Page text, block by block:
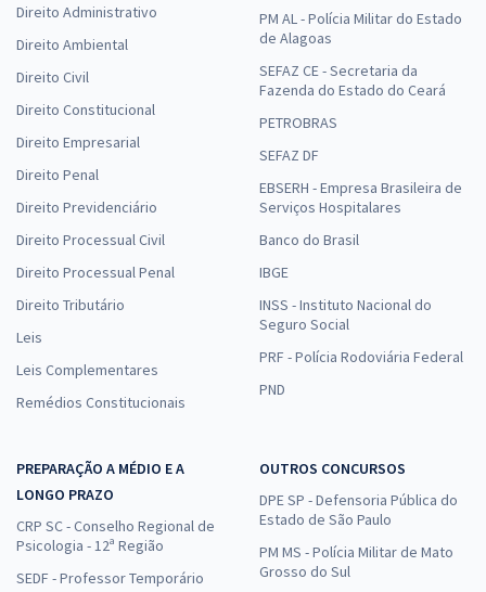
Direito Administrativo
Direito Ambiental
Direito Civil
Direito Constitucional
Direito Empresarial
Direito Penal
Direito Previdenciário
Direito Processual Civil
Direito Processual Penal
Direito Tributário
Leis
Leis Complementares
Remédios Constitucionais
PM AL - Polícia Militar do Estado
de Alagoas
SEFAZ CE - Secretaria da
Fazenda do Estado do Ceará
PETROBRAS
SEFAZ DF
EBSERH - Empresa Brasileira de
Serviços Hospitalares
Banco do Brasil
IBGE
INSS - Instituto Nacional do
Seguro Social
PRF - Polícia Rodoviária Federal
PND
PREPARAÇÃO A MÉDIO E A
LONGO PRAZO
CRP SC - Conselho Regional de
Psicologia - 12ª Região
SEDF - Professor Temporário
OUTROS CONCURSOS
DPE SP - Defensoria Pública do
Estado de São Paulo
PM MS - Polícia Militar de Mato
Grosso do Sul